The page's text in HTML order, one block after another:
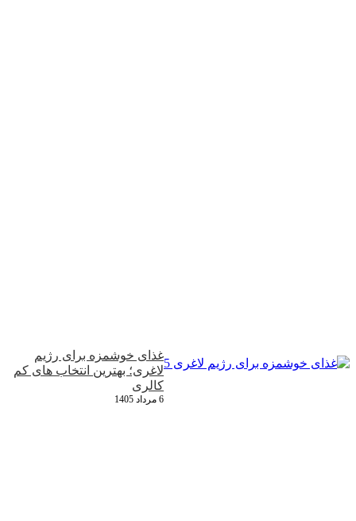
غذای خوشمزه برای رژیم
لاغری؛ بهترین انتخاب‌ های کم‌
کالری
6 مرداد 1405